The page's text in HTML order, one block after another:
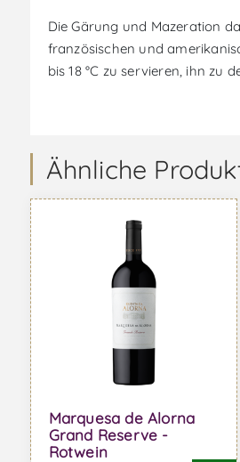
Die Gärung und Mazeration
französischen und
bis 18 °C zu servieren, ihn zu
Ähnliche
Marquesa de Alorna
Grand Reserve -
Rotwein